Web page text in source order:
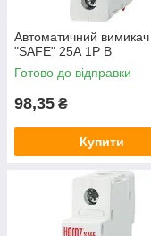
Автоматичний вимикач
"SAFE" 25А 1P В
Готово до відправки
98,35 ₴
Купити